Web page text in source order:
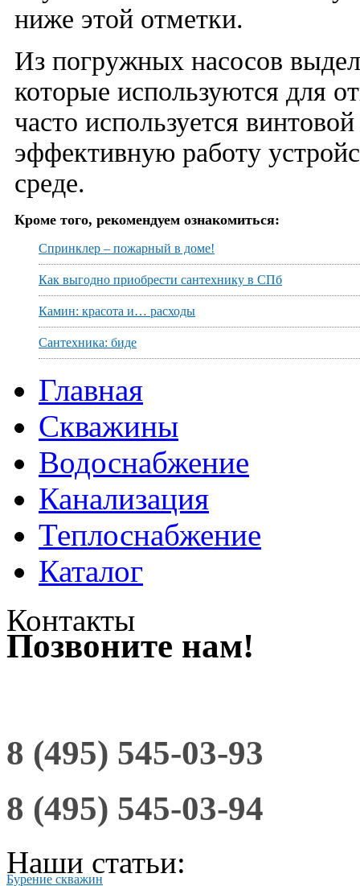
ниже этой отметки.
Из погружных насосов
которые используются для
часто используется
эффективную работу
среде.
Кроме того, рекомендуем ознакомиться:
Спринклер – пожарный в доме!
Как выгодно приобрести сантехнику в СПб
Камин: красота и… расходы
Сантехника: биде
Главная
Скважины
Водоснабжение
Канализация
Теплоснабжение
Каталог
Контакты
Позвоните нам!
8 (495) 545-03-93
8 (495) 545-03-94
Наши статьи:
Бурение скважин